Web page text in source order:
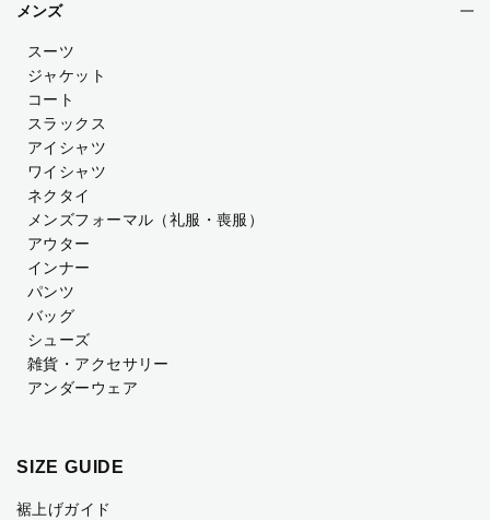
メンズ
スーツ
ジャケット
コート
スラックス
アイシャツ
ワイシャツ
ネクタイ
メンズフォーマル （礼服・喪服）
アウター
インナー
パンツ
バッグ
シューズ
雑貨・アクセサリー
アンダーウェア
SIZE GUIDE
裾上げガイド